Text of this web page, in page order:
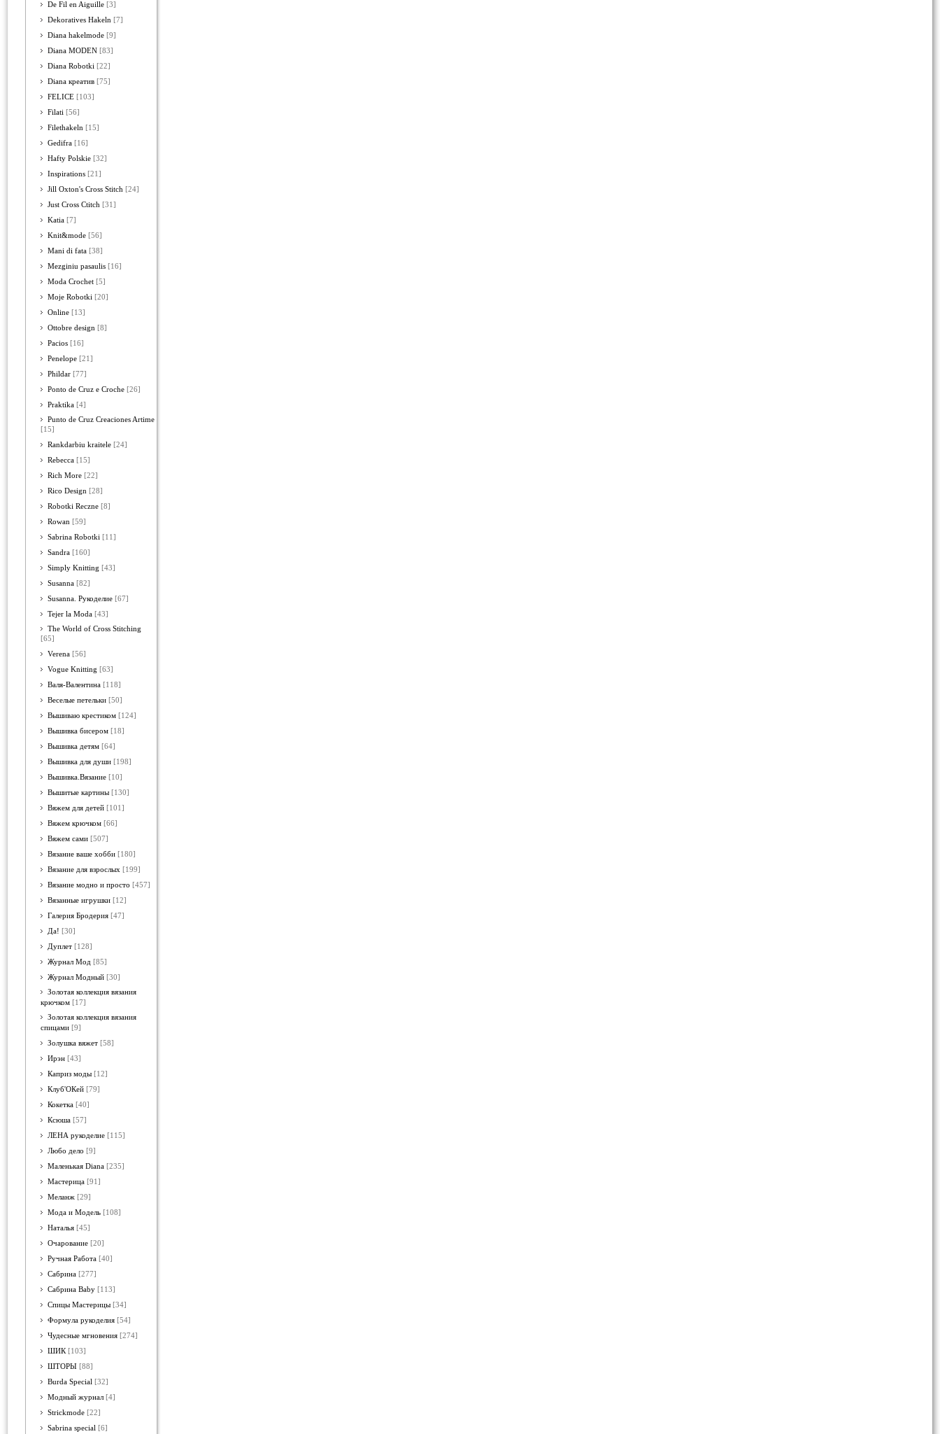
De Fil en Aiguille [3]
Dekoratives Hakeln [7]
Diana hakelmode [9]
Diana MODEN [83]
Diana Robotki [22]
Diana креатив [75]
FELICE [103]
Filati [56]
Filethakeln [15]
Gedifra [16]
Hafty Polskie [32]
Inspirations [21]
Jill Oxton's Cross Stitch [24]
Just Cross Ctitch [31]
Katia [7]
Knit&mode [56]
Mani di fata [38]
Mezginiu pasaulis [16]
Moda Crochet [5]
Moje Robotki [20]
Online [13]
Ottobre design [8]
Pacios [16]
Penelope [21]
Phildar [77]
Ponto de Cruz e Croche [26]
Praktika [4]
Punto de Cruz Creaciones Artime
[15]
Rankdarbiu kraitele [24]
Rebecca [15]
Rich More [22]
Rico Design [28]
Robotki Reczne [8]
Rowan [59]
Sabrina Robotki [11]
Sandra [160]
Simply Knitting [43]
Susanna [82]
Susanna. Рукоделие [67]
Tejer la Moda [43]
The World of Cross Stitching
[65]
Verena [56]
Vogue Knitting [63]
Валя-Валентина [118]
Веселые петельки [50]
Вышиваю крестиком [124]
Вышивка бисером [18]
Вышивка детям [64]
Вышивка для души [198]
Вышивка.Вязание [10]
Вышитые картины [130]
Вяжем для детей [101]
Вяжем крючком [66]
Вяжем сами [507]
Вязание ваше хобби [180]
Вязание для взрослых [199]
Вязание модно и просто [457]
Вязанные игрушки [12]
Галерия Бродерия [47]
Да! [30]
Дуплет [128]
Журнал Мод [85]
Журнал Модный [30]
Золотая коллекция вязания
крючком [17]
Золотая коллекция вязания
спицами [9]
Золушка вяжет [58]
Ирэн [43]
Каприз моды [12]
Клуб'ОКей [79]
Кокетка [40]
Ксюша [57]
ЛЕНА рукоделие [115]
Любо дело [9]
Маленькая Diana [235]
Мастерица [91]
Меланж [29]
Мода и Модель [108]
Наталья [45]
Очарование [20]
Ручная Работа [40]
Сабрина [277]
Сабрина Baby [113]
Спицы Мастерицы [34]
Формула рукоделия [54]
Чудесные мгновения [274]
ШИК [103]
ШТОРЫ [88]
Burda Special [32]
Модный журнал [4]
Strickmode [22]
Sabrina special [6]